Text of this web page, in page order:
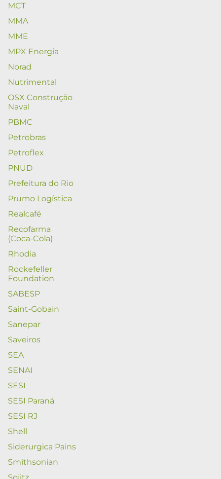
MCT
MMA
MME
MPX Energia
Norad
Nutrimental
OSX Construção
Naval
PBMC
Petrobras
Petroflex
PNUD
Prefeitura do Rio
Prumo Logística
Realcafé
Recofarma
(Coca-Cola)
Rhodia
Rockefeller
Foundation
SABESP
Saint-Gobain
Sanepar
Saveiros
SEA
SENAI
SESI
SESI Paraná
SESI RJ
Shell
Siderurgica Pains
Smithsonian